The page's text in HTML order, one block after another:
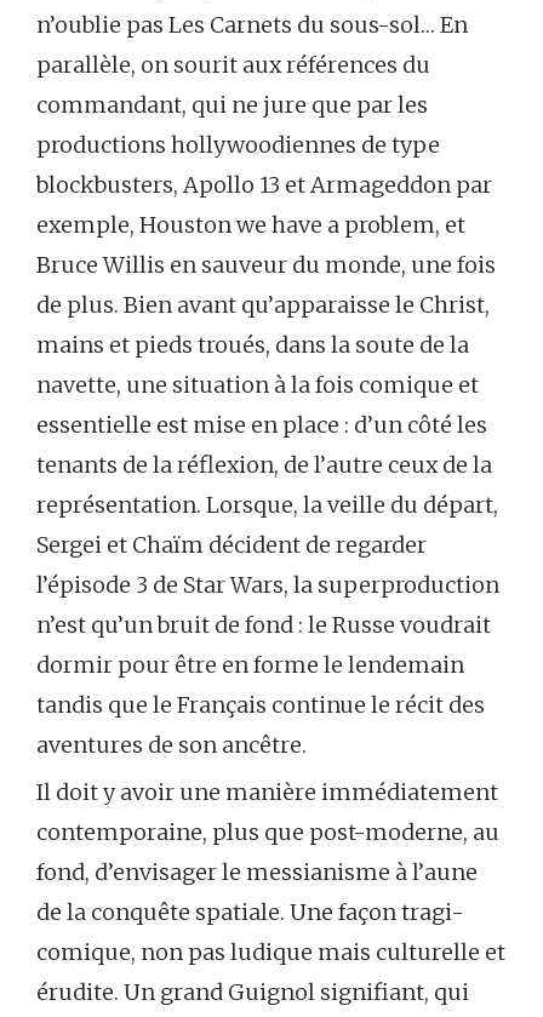
n’oublie pas Les Carnets du sous-sol… En
parallèle, on sourit aux références du
commandant, qui ne jure que par les
productions hollywoodiennes de type
blockbusters, Apollo 13 et Armageddon par
exemple, Houston we have a problem, et
Bruce Willis en sauveur du monde, une fois
de plus. Bien avant qu’apparaisse le Christ,
mains et pieds troués, dans la soute de la
navette, une situation à la fois comique et
essentielle est mise en place : d’un côté les
tenants de la réflexion, de l’autre ceux de la
représentation. Lorsque, la veille du départ,
Sergei et Chaïm décident de regarder
l’épisode 3 de Star Wars, la superproduction
n’est qu’un bruit de fond : le Russe voudrait
dormir pour être en forme le lendemain
tandis que le Français continue le récit des
aventures de son ancêtre.
Il doit y avoir une manière immédiatement
contemporaine, plus que post-moderne, au
fond, d’envisager le messianisme à l’aune
de la conquête spatiale. Une façon tragi-
comique, non pas ludique mais culturelle et
érudite. Un grand Guignol signifiant, qui